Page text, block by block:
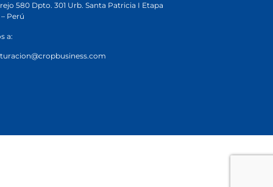
580 Dpto. 301 Urb. Santa Patricia I Etapa
Perú
a: